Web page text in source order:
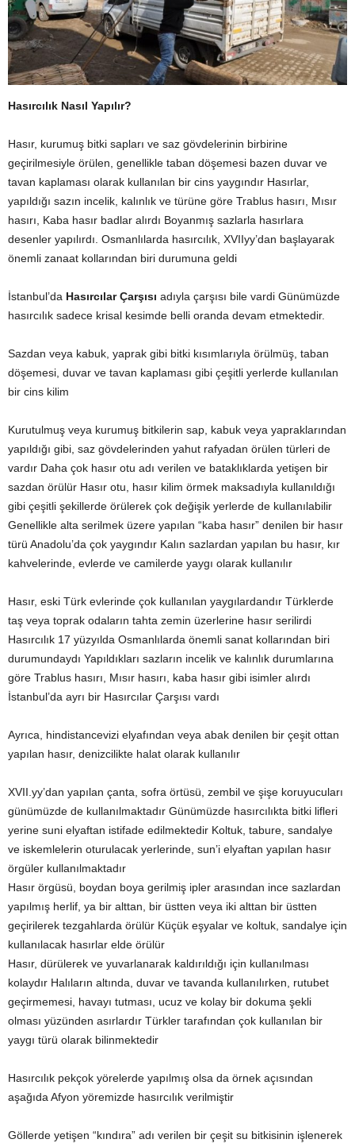
Hasırcılık Nasıl Yapılır?
Hasır, kurumuş bitki sapları ve saz gövdelerinin birbirine
geçirilmesiyle örülen, genellikle taban döşemesi bazen duvar ve
tavan kaplaması olarak kullanılan bir cins yaygındır Hasırlar,
yapıldığı sazın incelik, kalınlık ve türüne göre Trablus hasırı, Mısır
hasırı, Kaba hasır badlar alırdı Boyanmış sazlarla hasırlara
desenler yapılırdı. Osmanlılarda hasırcılık, XVIIyy’dan başlayarak
önemli zanaat kollarından biri durumuna geldi
İstanbul’da Hasırcılar Çarşısı adıyla çarşısı bile vardi Günümüzde
hasırcılık sadece krisal kesimde belli oranda devam etmektedir.
Sazdan veya kabuk, yaprak gibi bitki kısımlarıyla örülmüş, taban
döşemesi, duvar ve tavan kaplaması gibi çeşitli yerlerde kullanılan
bir cins kilim
Kurutulmuş veya kurumuş bitkilerin sap, kabuk veya yapraklarından
yapıldığı gibi, saz gövdelerinden yahut rafyadan örülen türleri de
vardır Daha çok hasır otu adı verilen ve bataklıklarda yetişen bir
sazdan örülür Hasır otu, hasır kilim örmek maksadıyla kullanıldığı
gibi çeşitli şekillerde örülerek çok değişik yerlerde de kullanılabilir
Genellikle alta serilmek üzere yapılan “kaba hasır” denilen bir hasır
türü Anadolu’da çok yaygındır Kalın sazlardan yapılan bu hasır, kır
kahvelerinde, evlerde ve camilerde yaygı olarak kullanılır
Hasır, eski Türk evlerinde çok kullanılan yaygılardandır Türklerde
taş veya toprak odaların tahta zemin üzerlerine hasır serilirdi
Hasırcılık 17 yüzyılda Osmanlılarda önemli sanat kollarından biri
durumundaydı Yapıldıkları sazların incelik ve kalınlık durumlarına
göre Trablus hasırı, Mısır hasırı, kaba hasır gibi isimler alırdı
İstanbul’da ayrı bir Hasırcılar Çarşısı vardı
Ayrıca, hindistancevizi elyafından veya abak denilen bir çeşit ottan
yapılan hasır, denizcilikte halat olarak kullanılır
XVII.yy’dan yapılan çanta, sofra örtüsü, zembil ve şişe koruyucuları
günümüzde de kullanılmaktadır Günümüzde hasırcılıkta bitki lifleri
yerine suni elyaftan istifade edilmektedir Koltuk, tabure, sandalye
ve iskemlelerin oturulacak yerlerinde, sun’i elyaftan yapılan hasır
örgüler kullanılmaktadır
Hasır örgüsü, boydan boya gerilmiş ipler arasından ince sazlardan
yapılmış herlif, ya bir alttan, bir üstten veya iki alttan bir üstten
geçirilerek tezgahlarda örülür Küçük eşyalar ve koltuk, sandalye için
kullanılacak hasırlar elde örülür
Hasır, dürülerek ve yuvarlanarak kaldırıldığı için kullanılması
kolaydır Halıların altında, duvar ve tavanda kullanılırken, rutubet
geçirmemesi, havayı tutması, ucuz ve kolay bir dokuma şekli
olması yüzünden asırlardır Türkler tarafından çok kullanılan bir
yaygı türü olarak bilinmektedir
Hasırcılık pekçok yörelerde yapılmış olsa da örnek açısından
aşağıda Afyon yöremizde hasırcılık verilmiştir
Göllerde yetişen “kındıra” adı verilen bir çeşit su bitkisinin işlenerek